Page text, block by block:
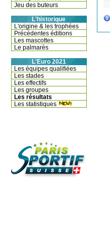
Jeu des buteurs
L'historique
L'origine & les trophées
Précédentes éditions
Les mascottes
Le palmarès
L'Euro 2021
Les équipes qualifiées
Les stades
Les effectifs
Les groupes
Les résultats
Les statistiques